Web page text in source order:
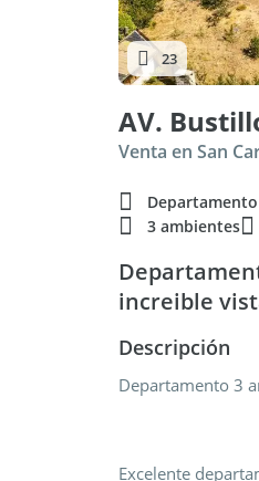
23
Venta en San
Departamento
3 ambientes
increible
Descripción
Departamento 3
Excelente